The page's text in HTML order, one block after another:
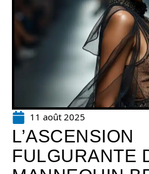
11 août 2025
L’ASCENSION
FULGURANTE